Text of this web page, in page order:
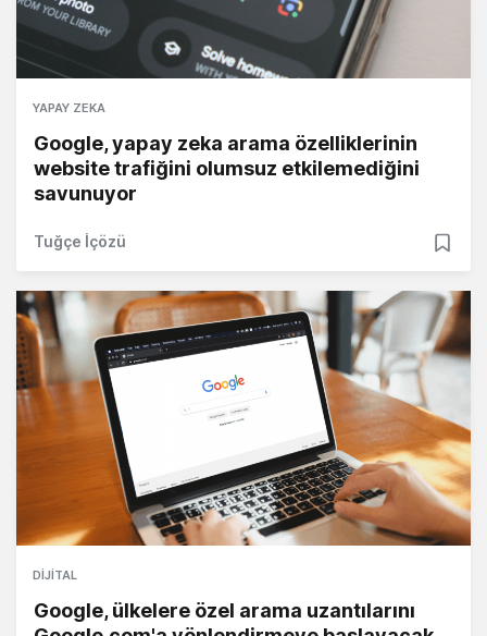
YAPAY ZEKA
Google, yapay zeka arama özelliklerinin
website trafiğini olumsuz etkilemediğini
savunuyor
Tuğçe İçözü
DIJITAL
Google, ülkelere özel arama uzantılarını